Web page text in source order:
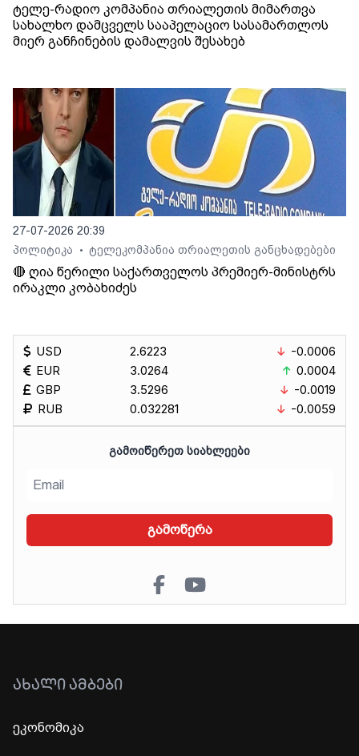
ტელე-რადიო კომპანია თრიალეთის მიმართვა
სახალხო დამცველს სააპელაციო სასამართლოს
მიერ განჩინების დამალვის შესახებ
27-07-2026 20:39
პოლიტიკა
• ტელეკომპანია თრიალეთის განცხადებები
🔴 ღია წერილი საქართველოს პრემიერ-მინისტრს
ირაკლი კობახიძეს
USD
EUR
GBP
RUB
2.6223
3.0264
3.5296
0.032281
-0.0006
0.0004
-0.0019
-0.0059
ᲒᲐᲛᲝᲘᲬᲔᲠᲔᲗ ᲡᲘᲐᲮᲚᲔᲔᲑᲘ
გამოწერა
ᲐᲮᲐᲚᲘ ᲐᲛᲑᲔᲑᲘ
ეკონომიკა